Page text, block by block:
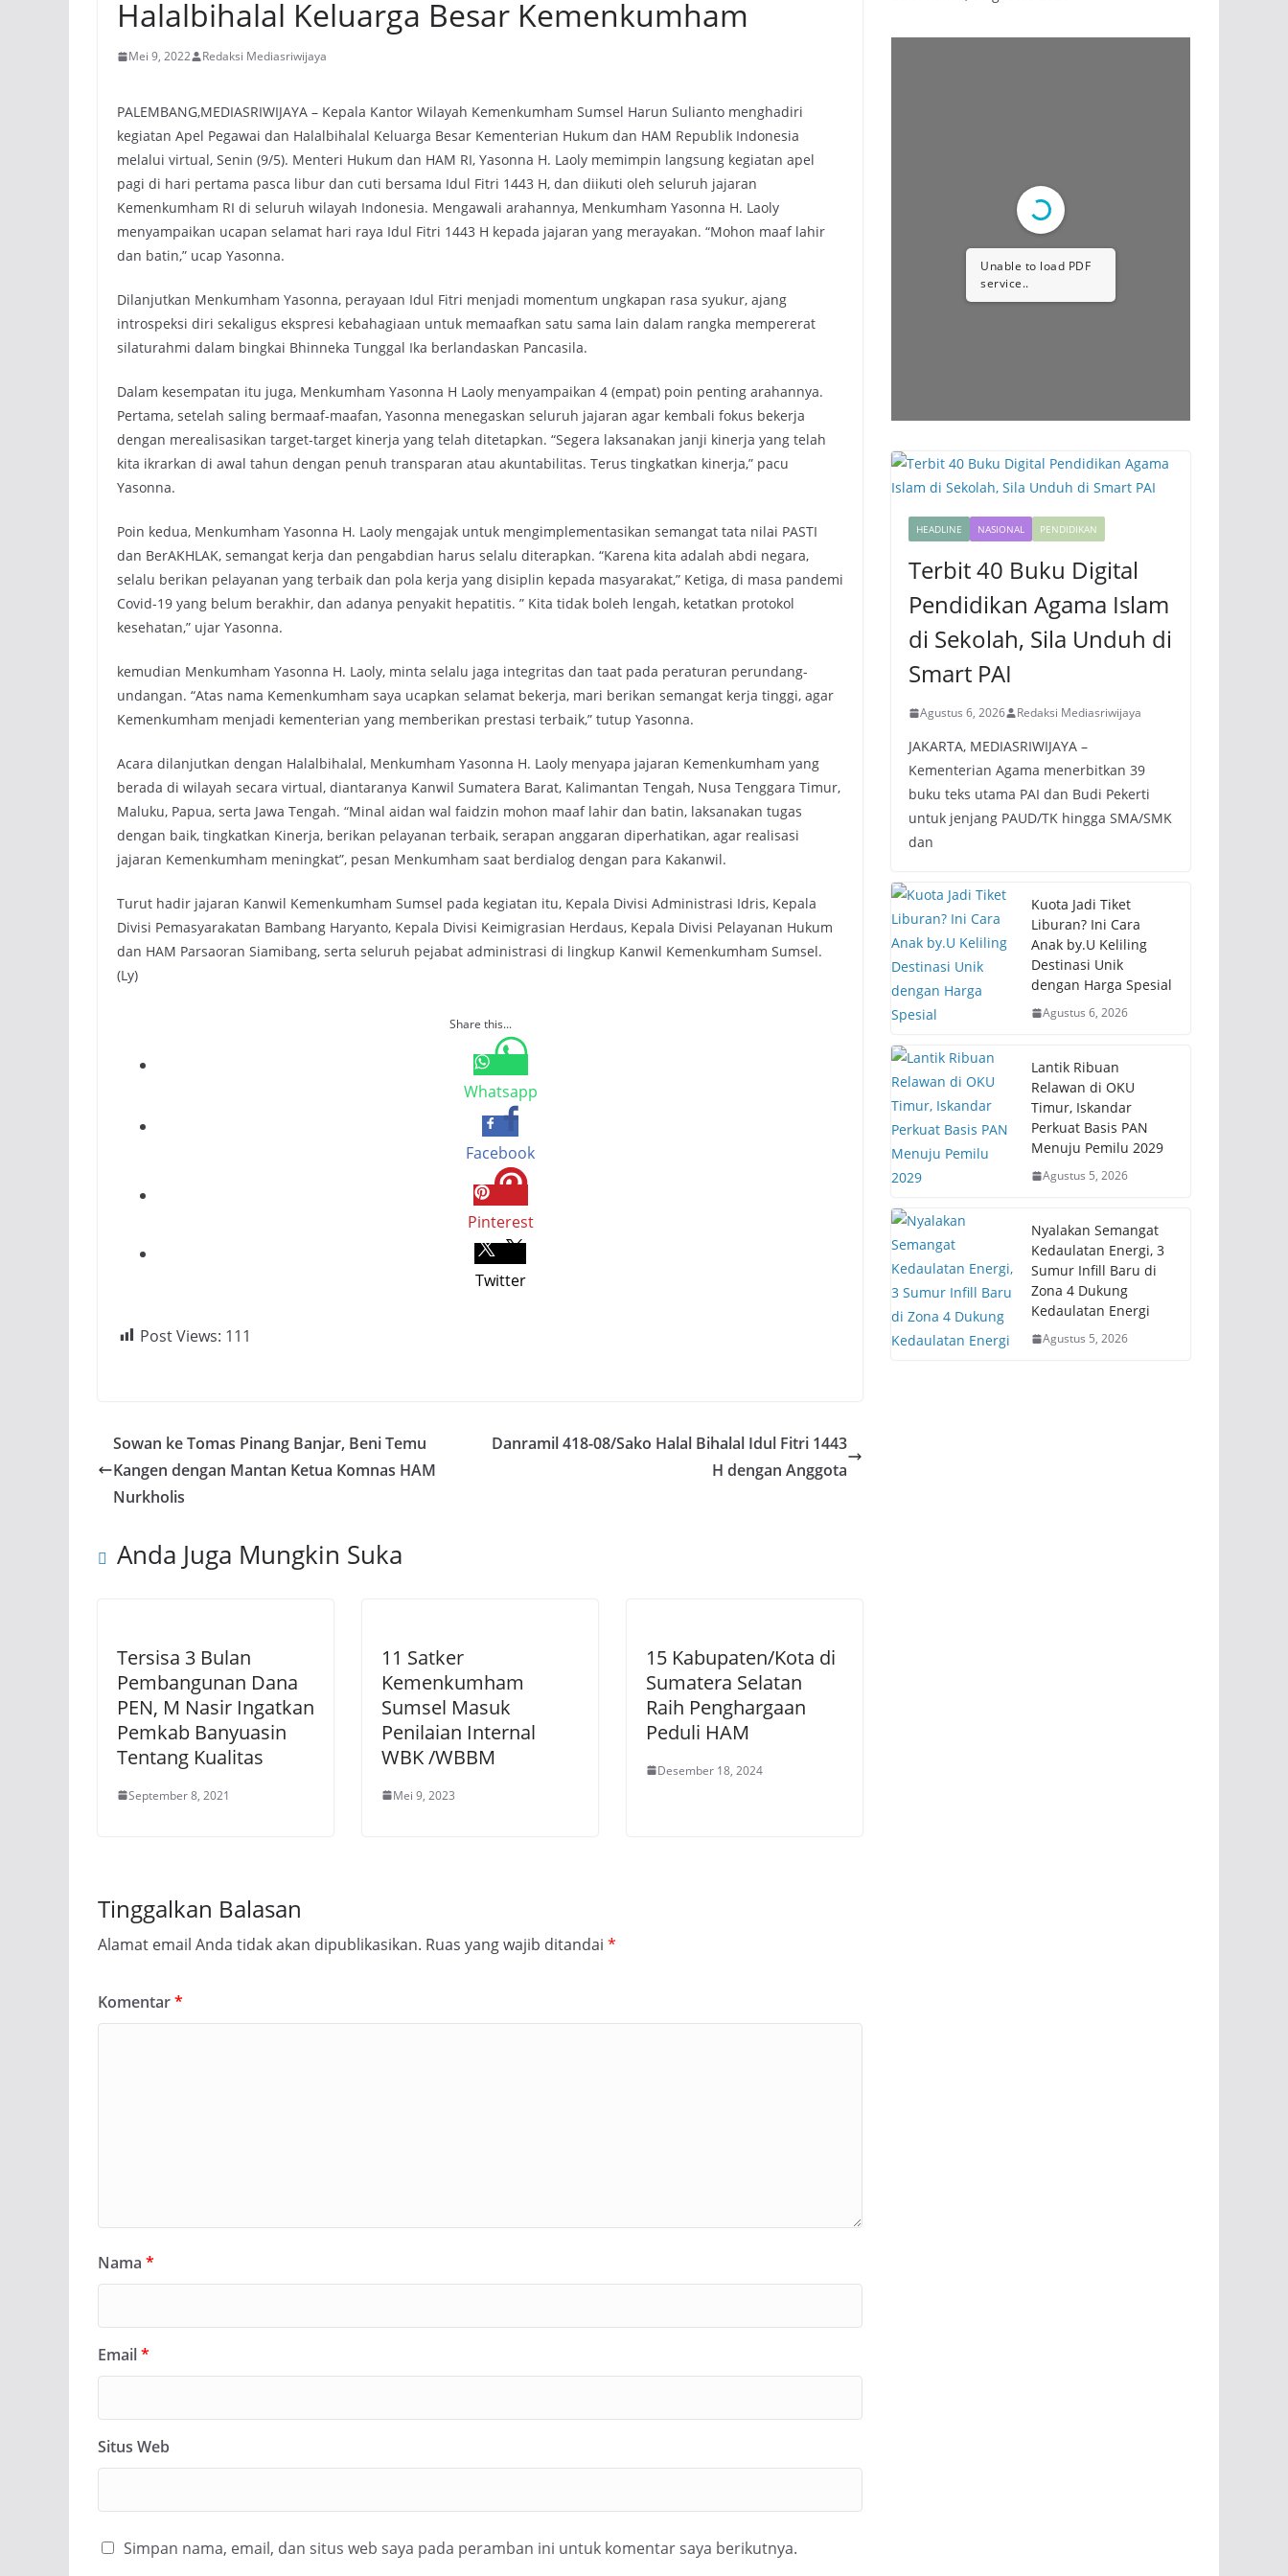
Halalbihalal Keluarga Besar Kemenkumham
Mei 9, 2022 Redaksi Mediasriwijaya
PALEMBANG,MEDIASRIWIJAYA – Kepala Kantor Wilayah Kemenkumham Sumsel Harun Sulianto menghadiri
kegiatan Apel Pegawai dan Halalbihalal Keluarga Besar Kementerian Hukum dan HAM Republik Indonesia
melalui virtual, Senin (9/5). Menteri Hukum dan HAM RI, Yasonna H. Laoly memimpin langsung kegiatan apel
pagi di hari pertama pasca libur dan cuti bersama Idul Fitri 1443 H, dan diikuti oleh seluruh jajaran
Kemenkumham RI di seluruh wilayah Indonesia. Mengawali arahannya, Menkumham Yasonna H. Laoly
menyampaikan ucapan selamat hari raya Idul Fitri 1443 H kepada jajaran yang merayakan. “Mohon maaf lahir
dan batin,” ucap Yasonna.
Dilanjutkan Menkumham Yasonna, perayaan Idul Fitri menjadi momentum ungkapan rasa syukur, ajang
introspeksi diri sekaligus ekspresi kebahagiaan untuk memaafkan satu sama lain dalam rangka mempererat
silaturahmi dalam bingkai Bhinneka Tunggal Ika berlandaskan Pancasila.
Dalam kesempatan itu juga, Menkumham Yasonna H Laoly menyampaikan 4 (empat) poin penting arahannya.
Pertama, setelah saling bermaaf-maafan, Yasonna menegaskan seluruh jajaran agar kembali fokus bekerja
dengan merealisasikan target-target kinerja yang telah ditetapkan. “Segera laksanakan janji kinerja yang telah
kita ikrarkan di awal tahun dengan penuh transparan atau akuntabilitas. Terus tingkatkan kinerja,” pacu
Yasonna.
Poin kedua, Menkumham Yasonna H. Laoly mengajak untuk mengimplementasikan semangat tata nilai PASTI
dan BerAKHLAK, semangat kerja dan pengabdian harus selalu diterapkan. “Karena kita adalah abdi negara,
selalu berikan pelayanan yang terbaik dan pola kerja yang disiplin kepada masyarakat,” Ketiga, di masa pandemi
Covid-19 yang belum berakhir, dan adanya penyakit hepatitis. ” Kita tidak boleh lengah, ketatkan protokol
kesehatan,” ujar Yasonna.
kemudian Menkumham Yasonna H. Laoly, minta selalu jaga integritas dan taat pada peraturan perundang-
undangan. “Atas nama Kemenkumham saya ucapkan selamat bekerja, mari berikan semangat kerja tinggi, agar
Kemenkumham menjadi kementerian yang memberikan prestasi terbaik,” tutup Yasonna.
Acara dilanjutkan dengan Halalbihalal, Menkumham Yasonna H. Laoly menyapa jajaran Kemenkumham yang
berada di wilayah secara virtual, diantaranya Kanwil Sumatera Barat, Kalimantan Tengah, Nusa Tenggara Timur,
Maluku, Papua, serta Jawa Tengah. “Minal aidan wal faidzin mohon maaf lahir dan batin, laksanakan tugas
dengan baik, tingkatkan Kinerja, berikan pelayanan terbaik, serapan anggaran diperhatikan, agar realisasi
jajaran Kemenkumham meningkat”, pesan Menkumham saat berdialog dengan para Kakanwil.
Turut hadir jajaran Kanwil Kemenkumham Sumsel pada kegiatan itu, Kepala Divisi Administrasi Idris, Kepala
Divisi Pemasyarakatan Bambang Haryanto, Kepala Divisi Keimigrasian Herdaus, Kepala Divisi Pelayanan Hukum
dan HAM Parsaoran Siamibang, serta seluruh pejabat administrasi di lingkup Kanwil Kemenkumham Sumsel.
(Ly)
Share this...
Whatsapp
Facebook
Pinterest
Twitter
Post Views: 111
Sowan ke Tomas Pinang Banjar, Beni Temu
Kangen dengan Mantan Ketua Komnas HAM
Nurkholis
Danramil 418-08/Sako Halal Bihalal Idul Fitri 1443
H dengan Anggota
Anda Juga Mungkin Suka
Tersisa 3 Bulan
Pembangunan Dana
PEN, M Nasir Ingatkan
Pemkab Banyuasin
Tentang Kualitas
September 8, 2021
11 Satker
Kemenkumham
Sumsel Masuk
Penilaian Internal
WBK /WBBM
Mei 9, 2023
15 Kabupaten/Kota di
Sumatera Selatan
Raih Penghargaan
Peduli HAM
Desember 18, 2024
Tinggalkan Balasan
Alamat email Anda tidak akan dipublikasikan. Ruas yang wajib ditandai *
Komentar*
Nama *
Email*
Situs Web
Simpan nama, email, dan situs web saya pada peramban ini untuk komentar saya berikutnya.
Unable to load PDF
service..
HEADLINE NASIONAL PENDIDIKAN
Terbit 40 Buku Digital
Pendidikan Agama Islam
di Sekolah, Sila Unduh di
Smart PAI
Agustus 6, 2026 Redaksi Mediasriwijaya
JAKARTA, MEDIASRIWIJAYA –
Kementerian Agama menerbitkan 39
buku teks utama PAI dan Budi Pekerti
untuk jenjang PAUD/TK hingga SMA/SMK
dan
Kuota Jadi Tiket
Liburan? Ini Cara
Anak by.U Keliling
Destinasi Unik
dengan Harga Spesial
Agustus 6, 2026
Lantik Ribuan
Relawan di OKU
Timur, Iskandar
Perkuat Basis PAN
Menuju Pemilu 2029
Agustus 5, 2026
Nyalakan Semangat
Kedaulatan Energi, 3
Sumur Infill Baru di
Zona 4 Dukung
Kedaulatan Energi
Agustus 5, 2026